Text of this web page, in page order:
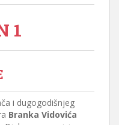
1
i dugogodišnjeg
Branka Vidovića